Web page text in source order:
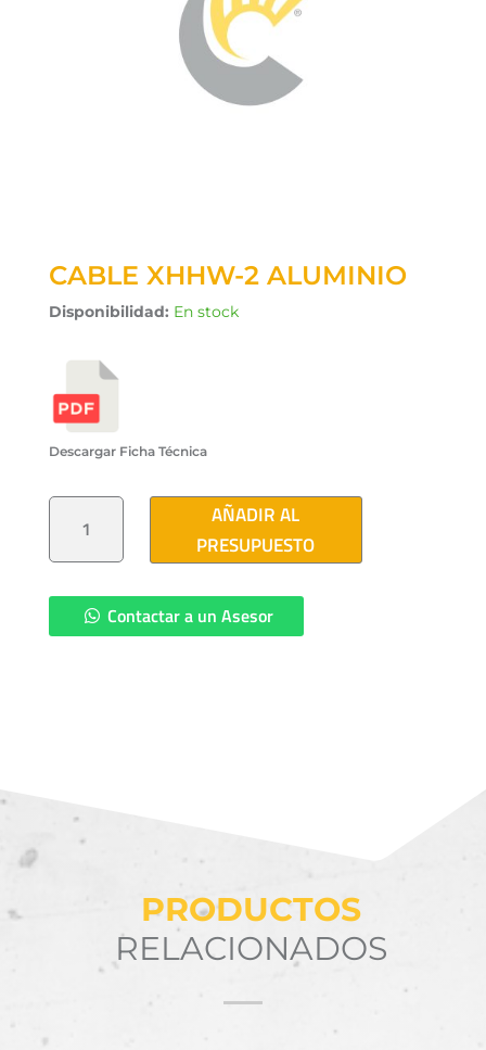
CABLE XHHW-2 ALUMINIO
Disponibilidad: En stock
Descargar Ficha Técnica
CABLE
CANTIDAD
AÑADIR AL
PRESUPUESTO
Contactar a un Asesor
PRODUCTOS
RELACIONADOS